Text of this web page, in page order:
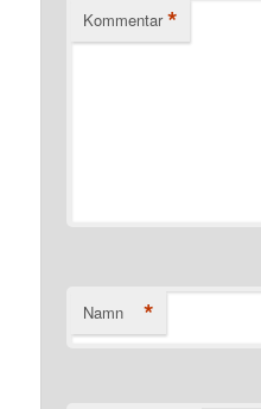
Kommentar *
Namn *